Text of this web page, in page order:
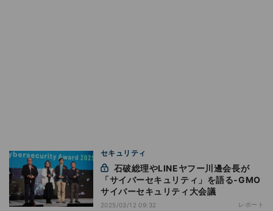
セキュリティ
「サイバーセキュリティ」を語る‐GMO
サイバーセキュリティ大会議
2025/03/12 09:32 レポート